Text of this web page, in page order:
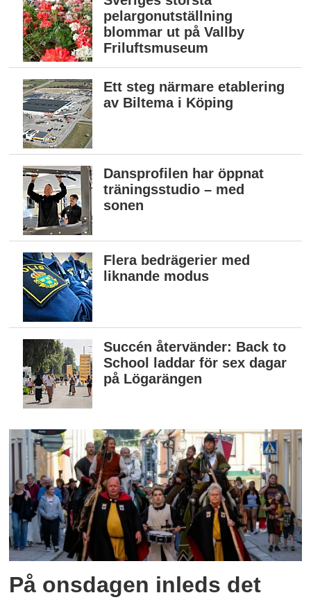
pelargonutställning
blommar ut på Vallby
Friluftsmuseum
Ett steg närmare etablering
av Biltema i Köping
Dansprofilen har öppnat
träningsstudio – med
sonen
Flera bedrägerier med
liknande modus
Succén återvänder: Back to
School laddar för sex dagar
på Lögarängen
På onsdagen inleds det